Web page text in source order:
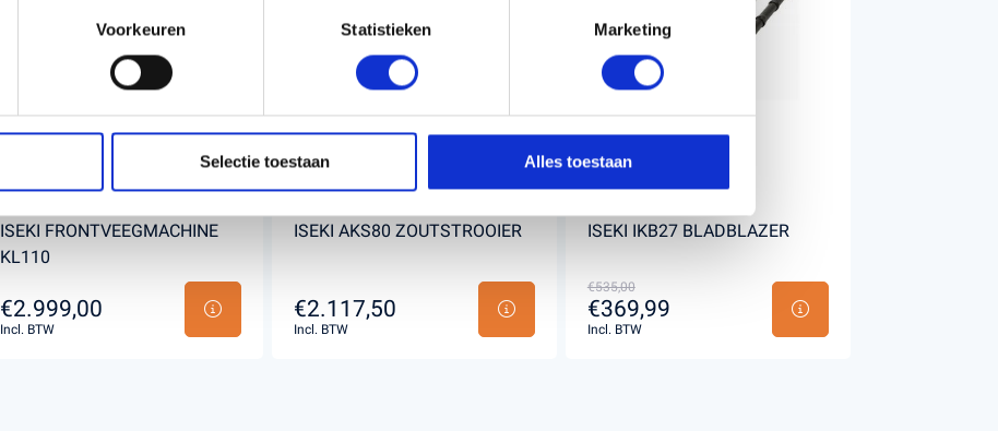
Voorkeuren Statistieken Marketing
Selectie toestaan Alles toestaan
ISEKI FRONTVEEGMACHINE
KL110
€2.999,00
Incl. BTW
ISEKI AKS80 ZOUTSTROOIER
€2.117,50
Incl. BTW
ISEKI IKB27 BLADBLAZER
€535,00
€369,99
Incl. BTW